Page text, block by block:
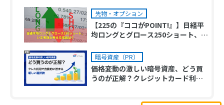
先物・オプション
【225の『ココがPOINT!』】日経平
均ロングとグロース250ショート、い
暗号資産（PR）
価格変動の激しい暗号資産、どう買
うのが正解？クレジットカード利用